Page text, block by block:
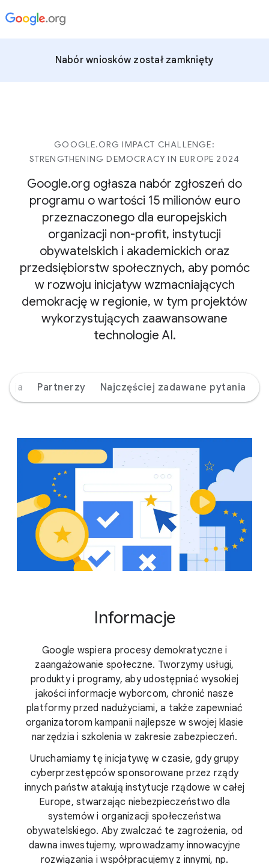
Nabór wniosków został zamknięty
GOOGLE.ORG IMPACT CHALLENGE:
STRENGTHENING DEMOCRACY IN EUROPE 2024
Google.org ogłasza nabór zgłoszeń do
programu o wartości 15 milionów euro
przeznaczonego dla europejskich
organizacji non-profit, instytucji
obywatelskich i akademickich oraz
przedsiębiorstw społecznych, aby pomóc
w rozwoju inicjatyw wzmacniających
demokrację w regionie, w tym projektów
wykorzystujących zaawansowane
technologie AI.
Partnerzy Najczęściej zadawane pytania
Informacje
Google wspiera procesy demokratyczne i
zaangażowanie społeczne. Tworzymy usługi,
produkty i programy, aby udostępniać wysokiej
jakości informacje wyborcom, chronić nasze
platformy przed nadużyciami, a także zapewniać
organizatorom kampanii najlepsze w swojej klasie
narzędzia i szkolenia w zakresie zabezpieczeń.
Uruchamiamy tę inicjatywę w czasie, gdy grupy
cyberprzestępców sponsorowane przez rządy
innych państw atakują instytucje rządowe w całej
Europe, stwarzając niebezpieczeństwo dla
systemów i organizacji społeczeństwa
obywatelskiego. Aby zwalczać te zagrożenia, od
dawna inwestujemy, wprowadzamy innowacyjne
rozwiązania i współpracujemy z innymi, np.